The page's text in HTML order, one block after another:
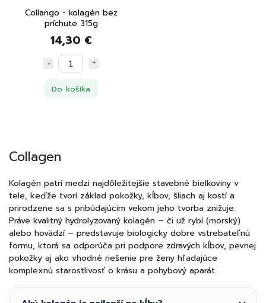
Collango - kolagén bez
príchute 315g
14,30 €
Do košíka
Collagen
Kolagén patrí medzi najdôležitejšie stavebné bielkoviny v
tele, keďže tvorí základ pokožky, kĺbov, šliach aj kostí a
prirodzene sa s pribúdajúcim vekom jeho tvorba znižuje.
Práve kvalitný hydrolyzovaný kolagén – či už rybí (morský)
alebo hovädzí – predstavuje biologicky dobre vstrebateľnú
formu, ktorá sa odporúča pri podpore zdravých kĺbov, pevnej
pokožky aj ako vhodné riešenie pre ženy hľadajúce
komplexnú starostlivosť o krásu a pohybový aparát.